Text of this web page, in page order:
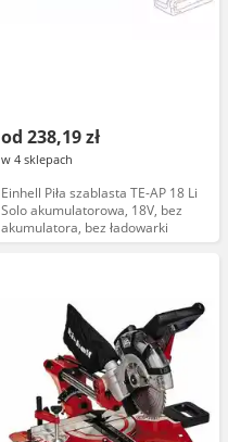
od 238,19 zł
w 4 sklepach
Einhell Piła szablasta TE-AP 18 Li
Solo akumulatorowa, 18V, bez
akumulatora, bez ładowarki